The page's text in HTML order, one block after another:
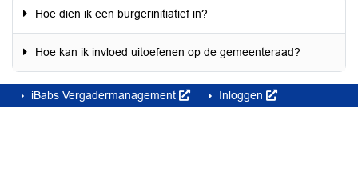
Hoe dien ik een burgerinitiatief in?
Hoe kan ik invloed uitoefenen op de gemeenteraad?
iBabs Vergadermanagement Inloggen